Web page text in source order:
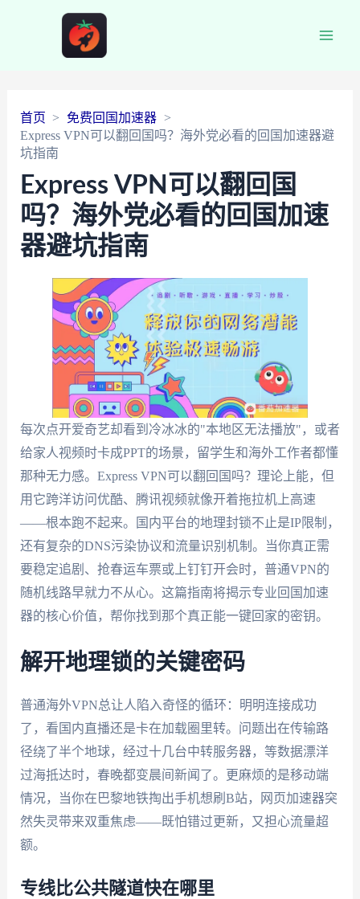
首页
免费回国加速器
Express VPN可以翻回国吗？海外党必看的回国加速器避
坑指南
Express VPN可以翻回国
吗？海外党必看的回国加速
器避坑指南
每次点开爱奇艺却看到冷冰冰的"本地区无法播放"，或者
给家人视频时卡成PPT的场景，留学生和海外工作者都懂
那种无力感。Express VPN可以翻回国吗？理论上能，但
用它跨洋访问优酷、腾讯视频就像开着拖拉机上高速
——根本跑不起来。国内平台的地理封锁不止是IP限制，
还有复杂的DNS污染协议和流量识别机制。当你真正需
要稳定追剧、抢春运车票或上钉钉开会时，普通VPN的
随机线路早就力不从心。这篇指南将揭示专业回国加速
器的核心价值，帮你找到那个真正能一键回家的密钥。
解开地理锁的关键密码
普通海外VPN总让人陷入奇怪的循环：明明连接成功
了，看国内直播还是卡在加载圈里转。问题出在传输路
径绕了半个地球，经过十几台中转服务器，等数据漂洋
过海抵达时，春晚都变晨间新闻了。更麻烦的是移动端
情况，当你在巴黎地铁掏出手机想刷B站，网页加速器突
然失灵带来双重焦虑——既怕错过更新，又担心流量超
额。
专线比公共隧道快在哪里